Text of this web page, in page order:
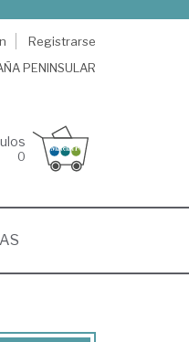
Registrarse
PENINSULAR
0